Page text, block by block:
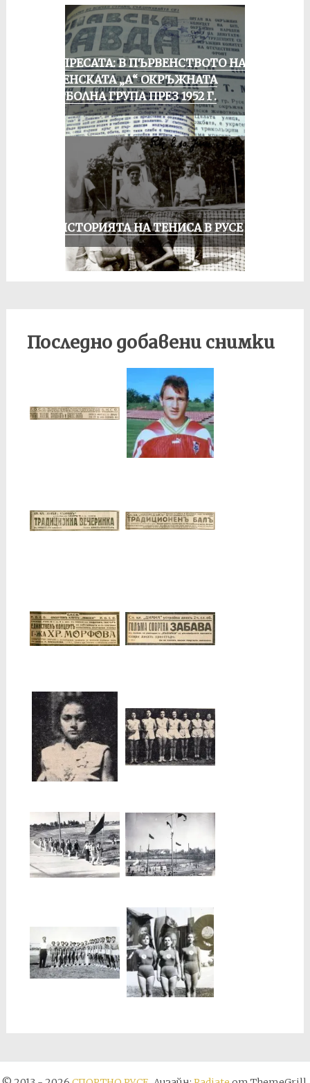
ОТ ПРЕСАТА: В ПЪРВЕНСТВОТО НА
РУСЕНСКАТА „А“ ОКРЪЖНАТА
ФУТБОЛНА ГРУПА ПРЕЗ 1952 Г.
ЗА ИСТОРИЯТА НА ТЕНИСА В РУСЕ
Последно добавени снимки